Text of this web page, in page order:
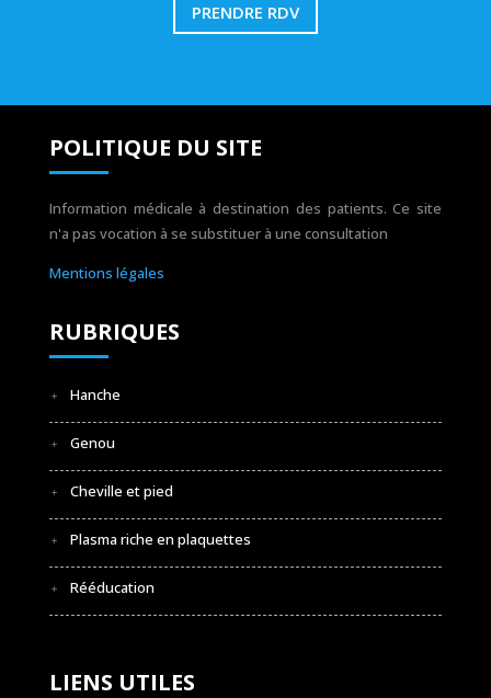
PRENDRE RDV
POLITIQUE DU SITE
Information médicale à destination des patients. Ce site
n'a pas vocation à se substituer à une consultation
Mentions légales
RUBRIQUES
Hanche
Genou
Cheville et pied
Plasma riche en plaquettes
Rééducation
LIENS UTILES